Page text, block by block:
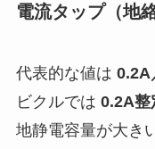
電流タップ（地
代表的な値は 0.2A
ビクルでは 0.2A整
地静電容量が大き